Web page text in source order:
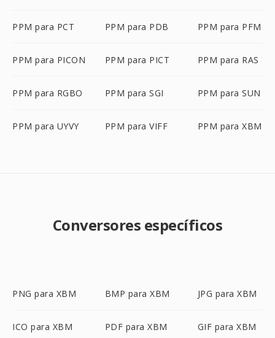
PPM para PCT PPM para PDB PPM para PFM
PPM para PICON PPM para PICT PPM para RAS
PPM para RGBO PPM para SGI PPM para SUN
PPM para UYVY PPM para VIFF PPM para XBM
Conversores específicos
PNG para XBM BMP para XBM JPG para XBM
ICO para XBM PDF para XBM GIF para XBM